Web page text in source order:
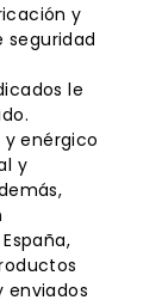
y
seguridad
le
enérgico
y
enviados